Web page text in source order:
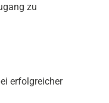
zu
erfolgreicher